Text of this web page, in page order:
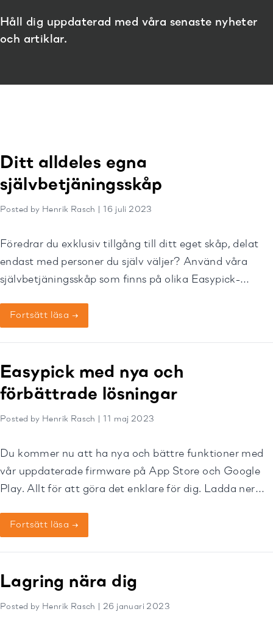
Håll dig uppdaterad med våra senaste nyheter
och artiklar.
Ditt alldeles egna
självbetjäningsskåp
Posted by Henrik Rasch | 16 juli 2023
Föredrar du exklusiv tillgång till ditt eget skåp, delat
endast med personer du själv väljer? Använd våra
självbetjäningsskåp som finns på olika Easypick-
tillhörigheter.
Fortsätt läsa →
Easypick med nya och
förbättrade lösningar
Posted by Henrik Rasch | 11 maj 2023
Du kommer nu att ha nya och bättre funktioner med
vår uppdaterade firmware på App Store och Google
Play. Allt för att göra det enklare för dig. Ladda ner
Fortsätt läsa →
Lagring nära dig
Posted by Henrik Rasch | 26 januari 2023